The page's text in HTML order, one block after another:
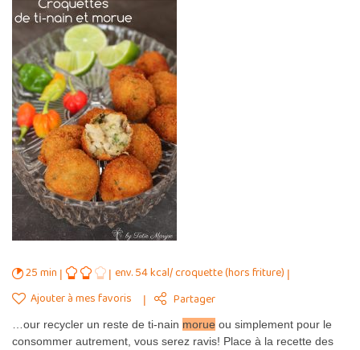
25 min
env. 54 kcal/ croquette (hors friture)
Ajouter à mes favoris
Partager
…our recycler un reste de ti-nain morue ou simplement pour le
consommer autrement, vous serez ravis! Place à la recette des